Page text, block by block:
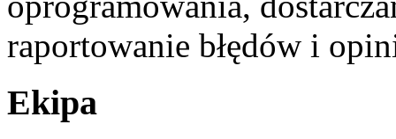
raportowanie błędów i
Ekipa